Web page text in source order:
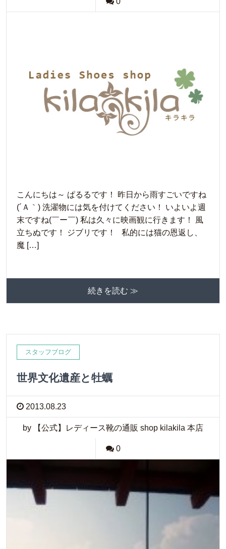
こんにちは～ ぱるるです！ 昨日から雨すごいですね
(´Ａ｀) 洗濯物には気を付けてください！ いよいよ週
末ですね(￣ー￣) 私は久々に映画観に行きます！ 風
立ちぬです！ ジブリです！ 私的には猫の恩返し、
魔 […]
続きを読む ≫
スタッフブログ
世界文化遺産と牡蠣
2013.08.23
by 【公式】レディース靴の通販 shop kilakila 本店
0